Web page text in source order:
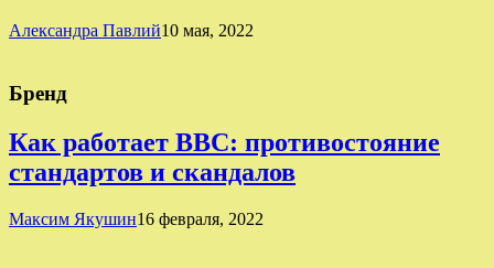
Александра Павлий10 мая, 2022
Бренд
Как работает BBC: противостояние
стандартов и скандалов
Максим Якушин16 февраля, 2022